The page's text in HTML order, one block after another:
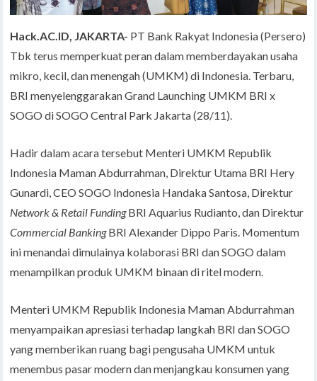
Hack.AC.ID, JAKARTA- PT Bank Rakyat Indonesia (Persero)
Tbk terus memperkuat peran dalam memberdayakan usaha
mikro, kecil, dan menengah (UMKM) di Indonesia. Terbaru,
BRI menyelenggarakan Grand Launching UMKM BRI x
SOGO di SOGO Central Park Jakarta (28/11).
Hadir dalam acara tersebut Menteri UMKM Republik
Indonesia Maman Abdurrahman, Direktur Utama BRI Hery
Gunardi, CEO SOGO Indonesia Handaka Santosa, Direktur
Network & Retail FundingBRI Aquarius Rudianto, dan Direktur
Commercial BankingBRI Alexander Dippo Paris. Momentum
ini menandai dimulainya kolaborasi BRI dan SOGO dalam
menampilkan produk UMKM binaan di ritel modern.
Menteri UMKM Republik Indonesia Maman Abdurrahman
menyampaikan apresiasi terhadap langkah BRI dan SOGO
yang memberikan ruang bagi pengusaha UMKM untuk
menembus pasar modern dan menjangkau konsumen yang